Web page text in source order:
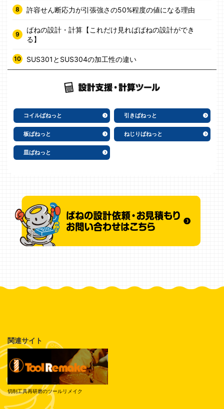
許容せん断応力が引張強さの50%程度の値になる理由
ばねの設計・計算【これだけ見ればばねの設計ができ
る】
SUS301とSUS304の加工性の違い
コイルばねっと 引きばねっと
板ばねっと ねじりばねっと
皿ばねっと
関連サイト
切削工具再研磨のツールリメイク